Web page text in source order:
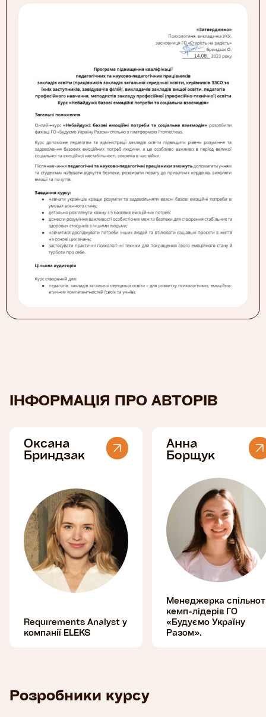
ІНФОРМАЦІЯ ПРО АВТОРІВ
Оксана
Бриндзак
Requirements Analyst у
компанії ELEKS
Анна
Борщук
Менеджерка
кемп-лідерів ГО
«Будуємо Україну
Разом».
Розробники курсу